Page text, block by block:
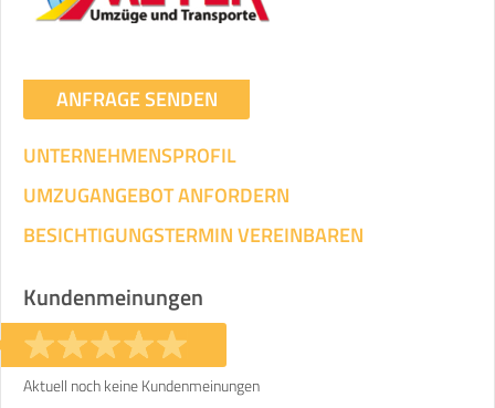
ANFRAGE SENDEN
UNTERNEHMENSPROFIL
UMZUGANGEBOT ANFORDERN
BESICHTIGUNGSTERMIN VEREINBAREN
Kundenmeinungen
Aktuell noch keine Kundenmeinungen